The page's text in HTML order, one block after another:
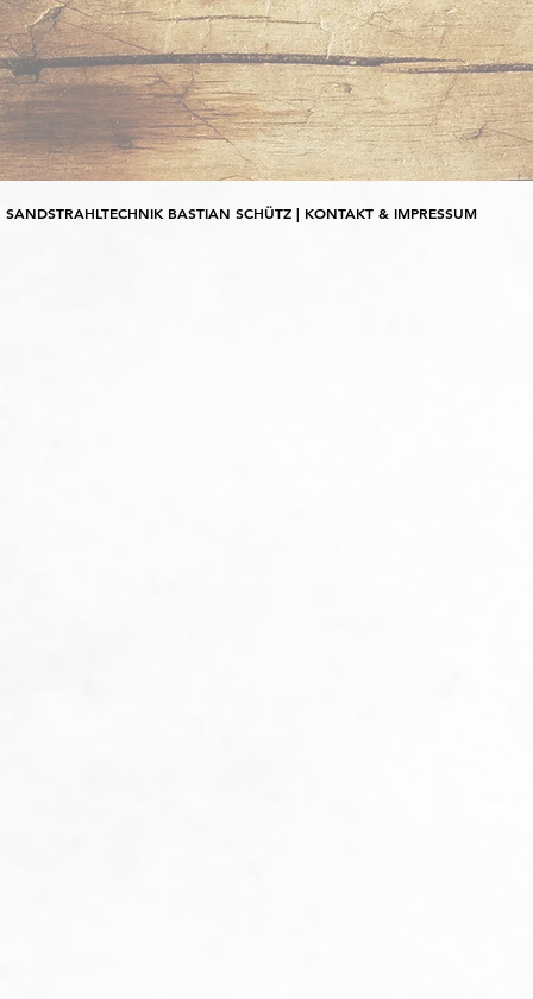
SANDSTRAHLTECHNIK BASTIAN SCHÜTZ | KONTAKT & IMPRESSUM